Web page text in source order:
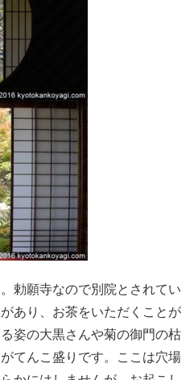
勅願寺なので別院とされてい
あり、お茶をいただくことが
姿の大黒さんや菊の御門の枯
てんこ盛りです。ここは穴場